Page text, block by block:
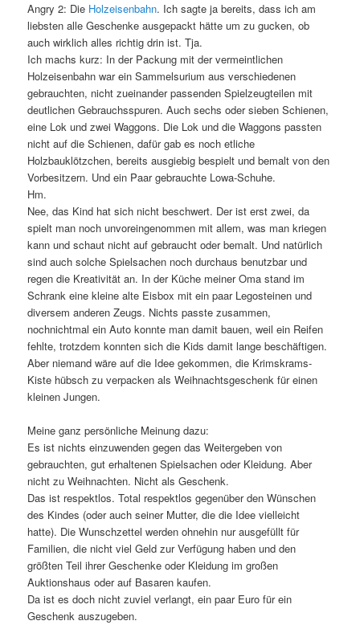
Angry 2: Die Holzeisenbahn. Ich sagte ja bereits, dass ich am
liebsten alle Geschenke ausgepackt hätte um zu gucken, ob
auch wirklich alles richtig drin ist. Tja.
Ich machs kurz: In der Packung mit der vermeintlichen
Holzeisenbahn war ein Sammelsurium aus verschiedenen
gebrauchten, nicht zueinander passenden Spielzeugteilen mit
deutlichen Gebrauchsspuren. Auch sechs oder sieben Schienen,
eine Lok und zwei Waggons. Die Lok und die Waggons passten
nicht auf die Schienen, dafür gab es noch etliche
Holzbauklötzchen, bereits ausgiebig bespielt und bemalt von den
Vorbesitzern. Und ein Paar gebrauchte Lowa-Schuhe.
Hm.
Nee, das Kind hat sich nicht beschwert. Der ist erst zwei, da
spielt man noch unvoreingenommen mit allem, was man kriegen
kann und schaut nicht auf gebraucht oder bemalt. Und natürlich
sind auch solche Spielsachen noch durchaus benutzbar und
regen die Kreativität an. In der Küche meiner Oma stand im
Schrank eine kleine alte Eisbox mit ein paar Legosteinen und
diversem anderen Zeugs. Nichts passte zusammen,
nochnichtmal ein Auto konnte man damit bauen, weil ein Reifen
fehlte, trotzdem konnten sich die Kids damit lange beschäftigen.
Aber niemand wäre auf die Idee gekommen, die Krimskrams-
Kiste hübsch zu verpacken als Weihnachtsgeschenk für einen
kleinen Jungen.
Meine ganz persönliche Meinung dazu:
Es ist nichts einzuwenden gegen das Weitergeben von
gebrauchten, gut erhaltenen Spielsachen oder Kleidung. Aber
nicht zu Weihnachten. Nicht als Geschenk.
Das ist respektlos. Total respektlos gegenüber den Wünschen
des Kindes (oder auch seiner Mutter, die die Idee vielleicht
hatte). Die Wunschzettel werden ohnehin nur ausgefüllt für
Familien, die nicht viel Geld zur Verfügung haben und den
größten Teil ihrer Geschenke oder Kleidung im großen
Auktionshaus oder auf Basaren kaufen.
Da ist es doch nicht zuviel verlangt, ein paar Euro für ein
Geschenk auszugeben.